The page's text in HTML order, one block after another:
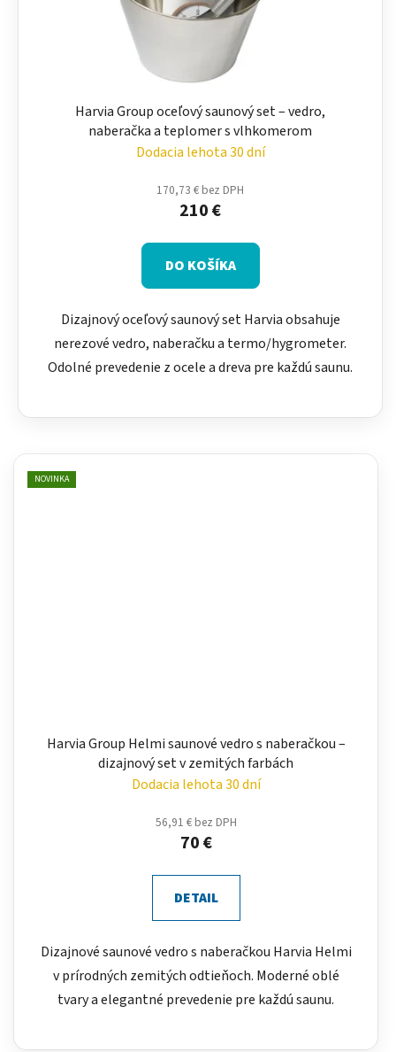
Harvia Group oceľový saunový set – vedro,
naberačka a teplomer s vlhkomerom
Dodacia lehota 30 dní
170,73 € bez DPH
210 €
DO KOŠÍKA
Dizajnový oceľový saunový set Harvia obsahuje
nerezové vedro, naberačku a termo/hygrometer.
Odolné prevedenie z ocele a dreva pre každú saunu.
NOVINKA
Harvia Group Helmi saunové vedro s naberačkou –
dizajnový set v zemitých farbách
Dodacia lehota 30 dní
56,91 € bez DPH
70 €
DETAIL
Dizajnové saunové vedro s naberačkou Harvia Helmi
v prírodných zemitých odtieňoch. Moderné oblé
tvary a elegantné prevedenie pre každú saunu.